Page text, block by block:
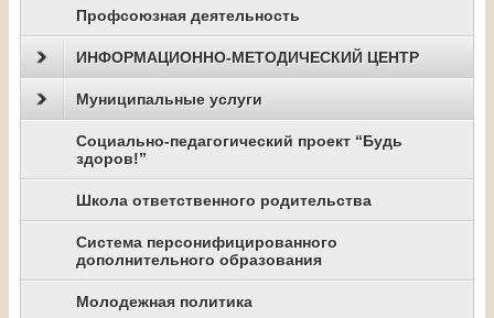
Профсоюзная деятельность
ИНФОРМАЦИОННО-МЕТОДИЧЕСКИЙ ЦЕНТР
Муниципальные услуги
Социально-педагогический проект “Будь
здоров!”
Школа ответственного родительства
Система персонифицированного
дополнительного образования
Молодежная политика